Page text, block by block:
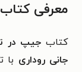
معرفی
کتاب جیپ در
جانی روداری با